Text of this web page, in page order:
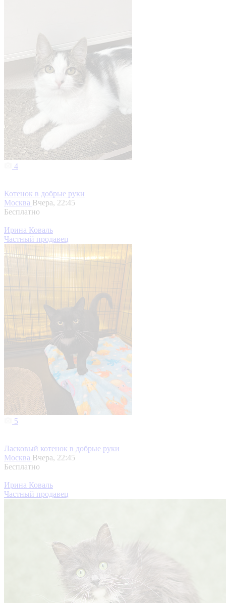
4
Котенок в добрые руки
Москва Вчера, 22:45
Бесплатно
Ирина Коваль
Частный продавец
5
Ласковый котенок в добрые руки
Москва Вчера, 22:45
Бесплатно
Ирина Коваль
Частный продавец